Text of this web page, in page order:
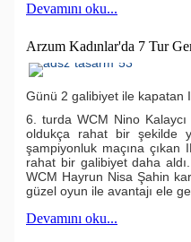
Devamını oku...
Arzum Kadınlar'da 7 Tur
Günü 2 galibiyet ile kapatan
6. turda WCM Nino
oldukça rahat bir şekilde
şampiyonluk maçına çıkan
rahat bir galibiyet daha
WCM Hayrun Nisa Şahin
güzel oyun ile avantajı ele
Devamını oku...